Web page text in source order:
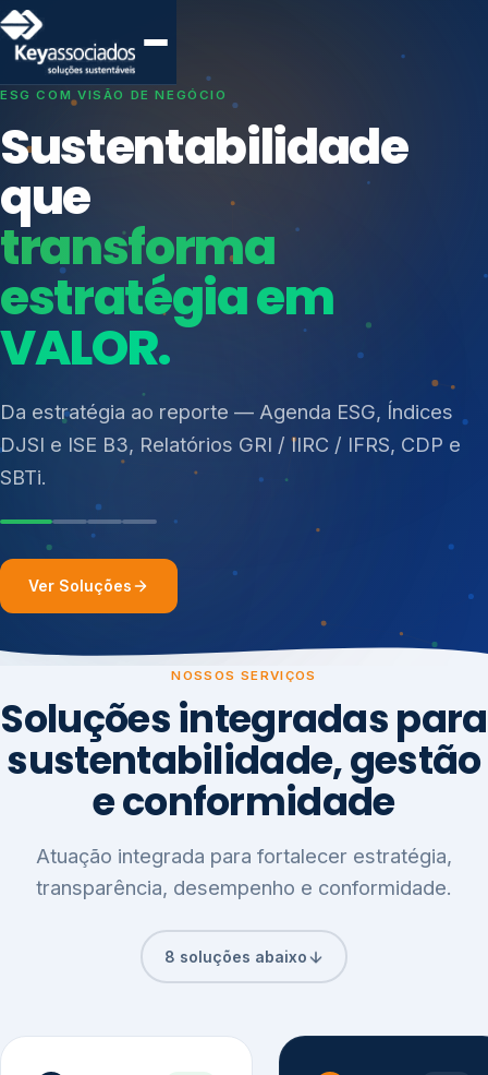
SISTEMAS DE GESTÃO OTIMIZADOS E INTEGRADOS
Conformidade que
protege seu
negócio.
Consultoria, auditoria e treinamentos em ISO 27001,
ISO 27701, ISO 42001, ISO 37001, ISO 9001, ISO
resíduos sólidos (PGRS/PMGRS).
Índices de Mercado
Mudanças Climáticas
Reputação e Cadeia
Reporte Regulatório
Ver Soluções
NOSSOS SERVIÇOS
Soluções integradas para
sustentabilidade, gestão
e conformidade
Atuação integrada para fortalecer estratégia,
transparência, desempenho e conformidade.
8 soluções abaixo